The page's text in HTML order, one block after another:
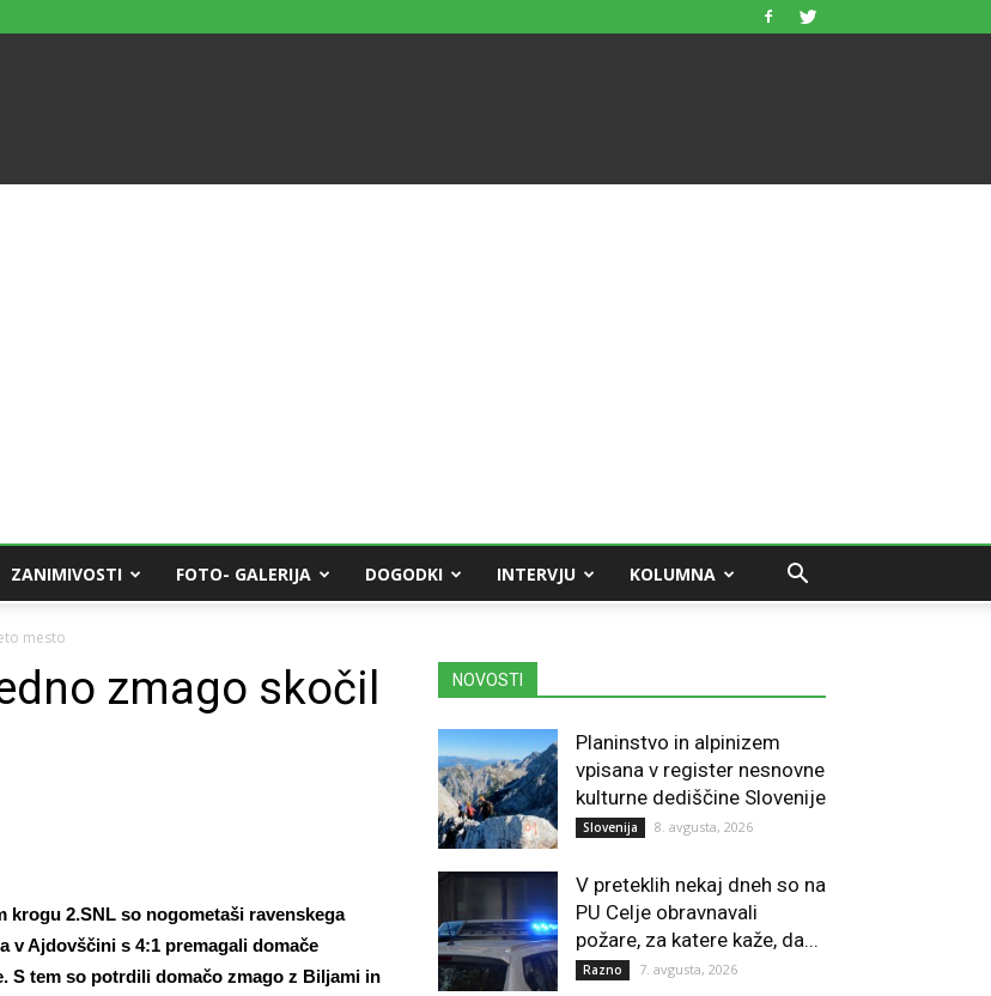
ZANIMIVOSTI FOTO- GALERIJA DOGODKI INTERVJU KOLUMNA
mesto
zmago skočil
krogu 2.SNL so nogometaši ravenskega
v Ajdovščini s 4:1 premagali domače
S tem so potrdili domačo zmago z Biljami in
NOVOSTI
Planinstvo in alpinizem
vpisana v register nesnovne
kulturne dediščine Slovenije
Slovenija 8. avgusta, 2026
V preteklih nekaj dneh so na
PU Celje obravnavali
požare, za katere kaže, da...
Razno 7. avgusta, 2026